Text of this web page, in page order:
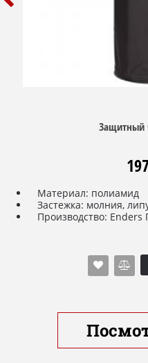
Защитный
Материал: полиамид
Застежка: молния,
Производство: Enders